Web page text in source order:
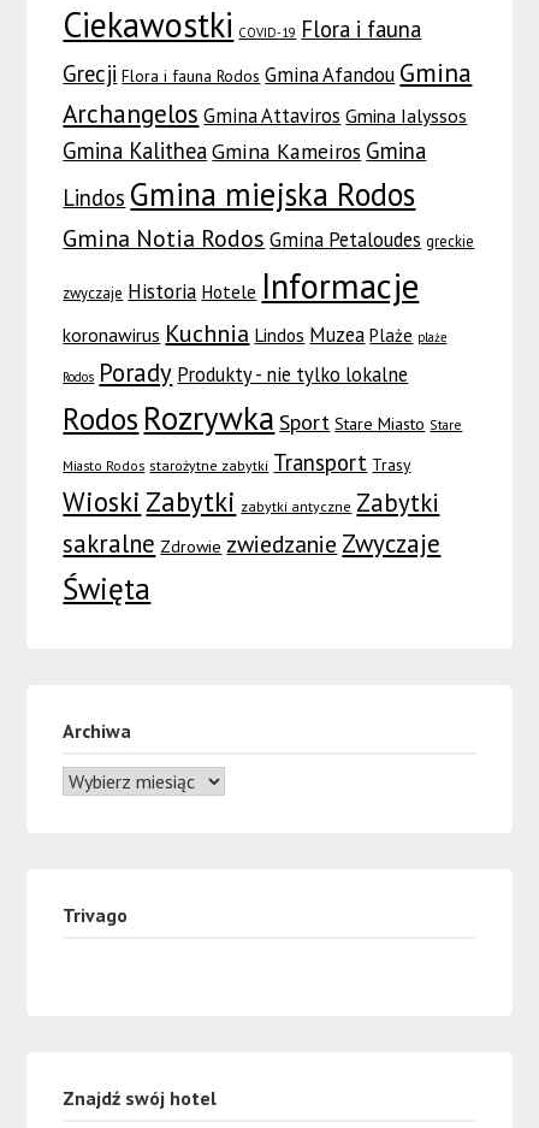
Ciekawostki COVID-19 Flora i fauna
Grecji Flora i fauna Rodos Gmina Afandou Gmina
Archangelos Gmina Attaviros Gmina Ialyssos
Gmina KalitheaGmina Kameiros Gmina
Lindos Gmina miejska Rodos
Gmina Notia Rodos Gmina Petaloudes greckie
zwyczaje Historia Hotele Informacje
koronawirus Kuchnia Lindos Muzea Plaże plaże
Rodos Porady Produkty - nie tylko lokalne
Rodos Rozrywka Sport Stare Miasto Stare
Miasto Rodos starożytne zabytki Transport Trasy
Wioski Zabytki zabytki antyczne Zabytki
sakralne Zdrowie zwiedzanie Zwyczaje
Święta
Archiwa
Trivago
Znajdź swój hotel